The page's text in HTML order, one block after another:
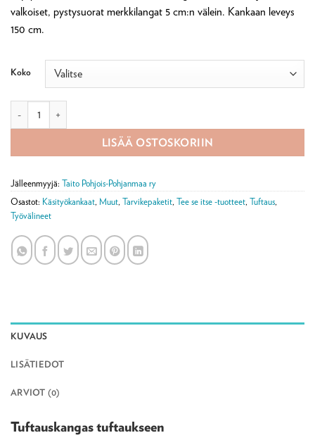
195,00 €
valkoiset, pystysuorat merkkilangat 5 cm:n välein. Kankaan leveys
150 cm.
Koko
LISÄÄ OSTOSKORIIN
Jälleenmyyjä: Taito Pohjois-Pohjanmaa ry
Osastot: Käsityökankaat, Muut, Tarvikepaketit, Tee se itse -tuotteet, Tuftaus,
Työvälineet
KUVAUS
LISÄTIEDOT
ARVIOT (0)
Tuftauskangas tuftaukseen